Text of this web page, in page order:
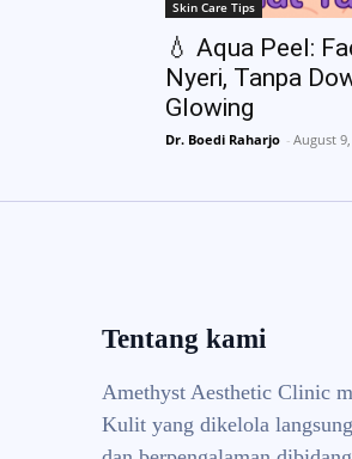
Skin Care Tips
💧 Aqua Peel:
Nyeri, Tanpa
Glowing
Dr. Boedi Raharjo - August
Tentang kami
Amethyst Aesthetic Clinic
Kulit yang dikelola